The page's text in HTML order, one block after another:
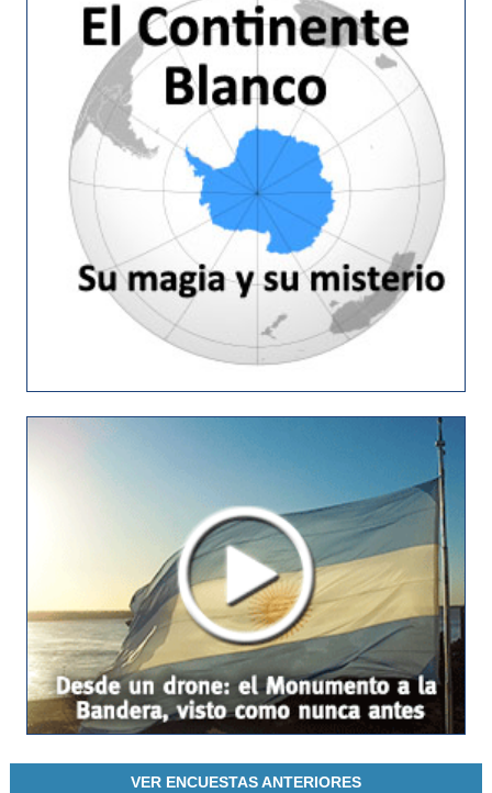
VER ENCUESTAS ANTERIORES